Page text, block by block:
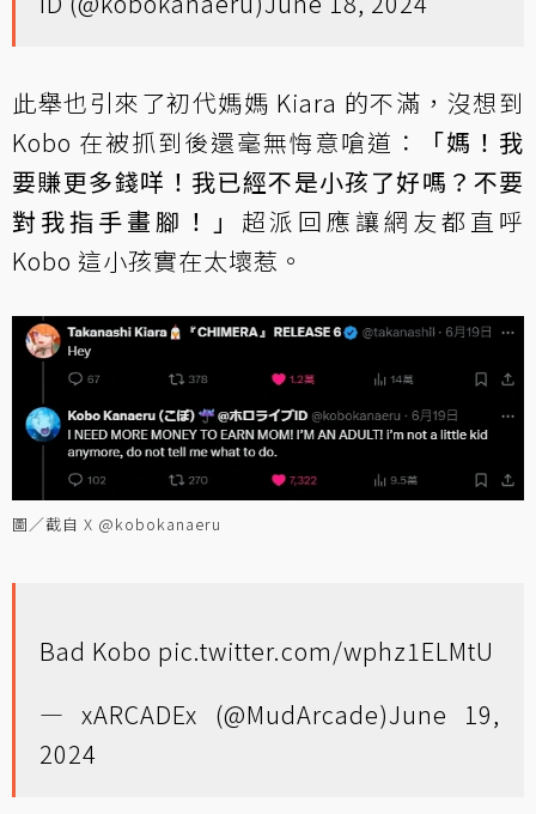
此舉也引來了初代媽媽 Kiara 的不滿，沒想到
Kobo 在被抓到後還毫無悔意嗆道：
「媽！我
要賺更多錢咩！我已經不是小孩了好嗎？不要
對我指手畫腳！」 超派回應讓網友都直呼
Kobo 這小孩實在太壞惹。
圖／截自 X @kobokanaeru
Bad Kobo pic.twitter.com/wphz1ELMtU
— xARCADEx (@MudArcade)June 19,
2024